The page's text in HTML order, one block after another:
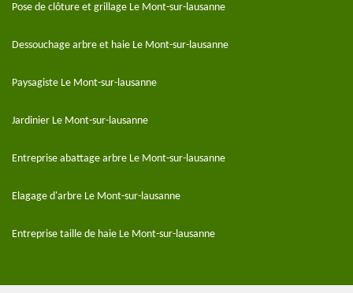
Pose de clôture et grillage Le Mont-sur-lausanne
Dessouchage arbre et haie Le Mont-sur-lausanne
Paysagiste Le Mont-sur-lausanne
Jardinier Le Mont-sur-lausanne
Entreprise abattage arbre Le Mont-sur-lausanne
Elagage d'arbre Le Mont-sur-lausanne
Entreprise taille de haie Le Mont-sur-lausanne